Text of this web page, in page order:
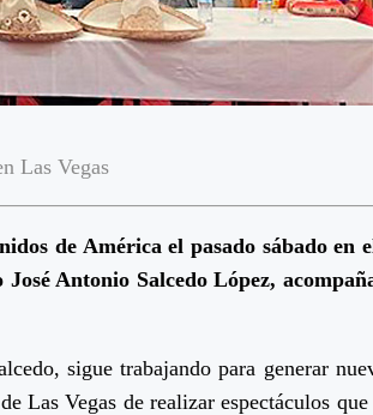
Las Vegas
de América el pasado sábado en
Antonio Salcedo López,
sigue trabajando para generar
Las Vegas de realizar espectáculos